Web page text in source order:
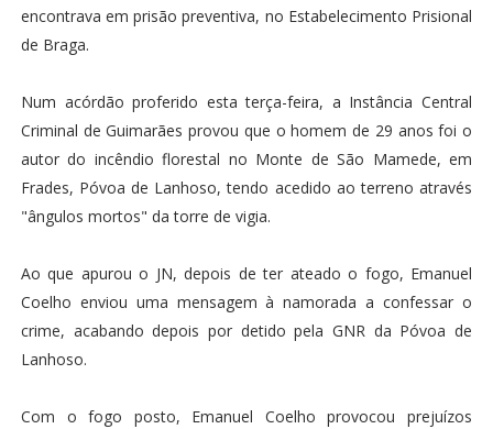
encontrava em prisão preventiva, no Estabelecimento Prisional
de Braga.
Num acórdão proferido esta terça-feira, a Instância Central
Criminal de Guimarães provou que o homem de 29 anos foi o
autor do incêndio florestal no Monte de São Mamede, em
Frades, Póvoa de Lanhoso, tendo acedido ao terreno através
"ângulos mortos" da torre de vigia.
Ao que apurou o JN, depois de ter ateado o fogo, Emanuel
Coelho enviou uma mensagem à namorada a confessar o
crime, acabando depois por detido pela GNR da Póvoa de
Lanhoso.
Com o fogo posto, Emanuel Coelho provocou prejuízos